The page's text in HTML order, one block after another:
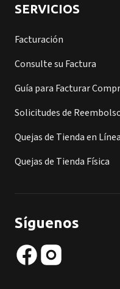
SERVICIOS
Facturación
Consulte su Factura
Guía para Facturar
Solicitudes de
Quejas de Tienda en Línea
Quejas de Tienda Física
Síguenos